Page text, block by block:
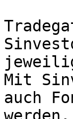
Mit
auch